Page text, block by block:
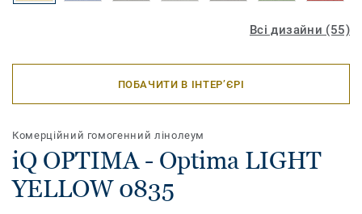
Всі дизайни (55)
ПОБАЧИТИ В ІНТЕР’ЄРІ
Комерційний гомогенний лінолеум
iQ OPTIMA - Optima LIGHT
YELLOW 0835